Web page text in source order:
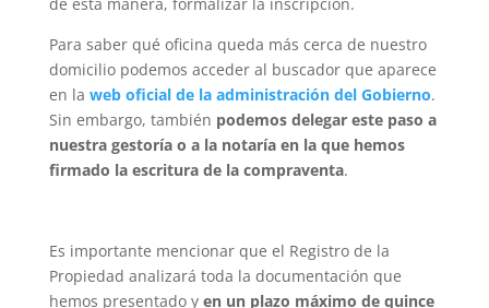
de esta manera, formalizar la inscripción.
Para saber qué oficina queda más cerca de nuestro
domicilio podemos acceder al buscador que aparece
en la web oficial de la administración del Gobierno.
Sin embargo, también podemos delegar este paso a
nuestra gestoría o a la notaría en la que hemos
firmado la escritura de la compraventa.
Es importante mencionar que el Registro de la
Propiedad analizará toda la documentación que
hemos presentado y en un plazo máximo de quince